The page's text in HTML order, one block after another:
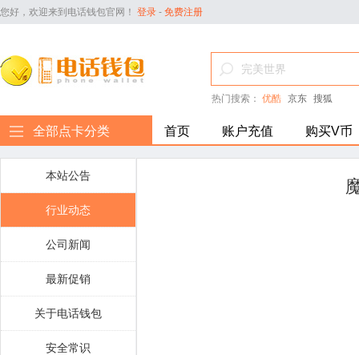
您好，欢迎来到电话钱包官网！ 登录 - 免费注册
热门搜索： 优酷 京东 搜狐
全部点卡分类 首页 账户充值 购买V币
本站公告
行业动态
公司新闻
最新促销
关于电话钱包
安全常识